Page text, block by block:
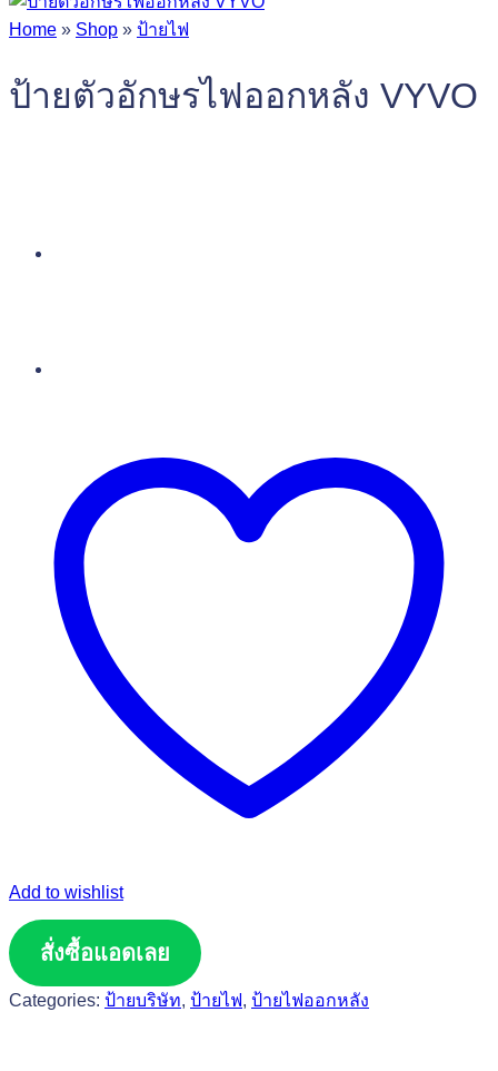
Home » Shop » ป้ายไฟ
ป้ายตัวอักษรไฟออกหลัง VYVO
Add to wishlist
สั่งซื้อแอดเลย
Categories: ป้ายบริษัท, ป้ายไฟ, ป้ายไฟออกหลัง